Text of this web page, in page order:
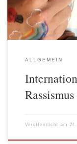
Für […]
ALLGEMEIN
Veröffentlicht am